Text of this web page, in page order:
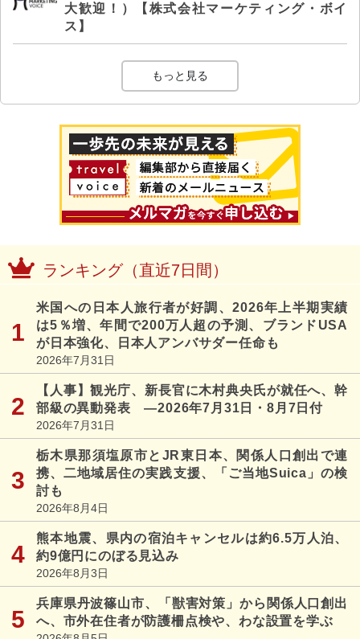
大歓迎！）【株式会社マーケティング・ボイ
ス】
もっと見る
ランキング（直近7日間）
米国への日本人旅行者が好調、2026年上半期実績
は5％増、年間で200万人超の予測、ブランドUSA
が日本強化、日本人アンバサダー任命も
2026年7月31日
【人事】観光庁、新長官に木村典央氏が就任へ、幹
部級の異動発表 ―2026年7月31日・8月7日付
2026年7月31日
栃木県那須塩原市とJR東日本、関係人口創出で連
携、二地域居住の実践支援、「ご当地Suica」の検
討も
2026年8月4日
熊本地震、県内の宿泊キャンセルは約6.5万人泊、
約9億円にのぼる見込み
2026年8月3日
兵庫県丹波篠山市、「獣害対策」から関係人口創出
へ、市外在住者が防護柵点検や、わな設置を学ぶ